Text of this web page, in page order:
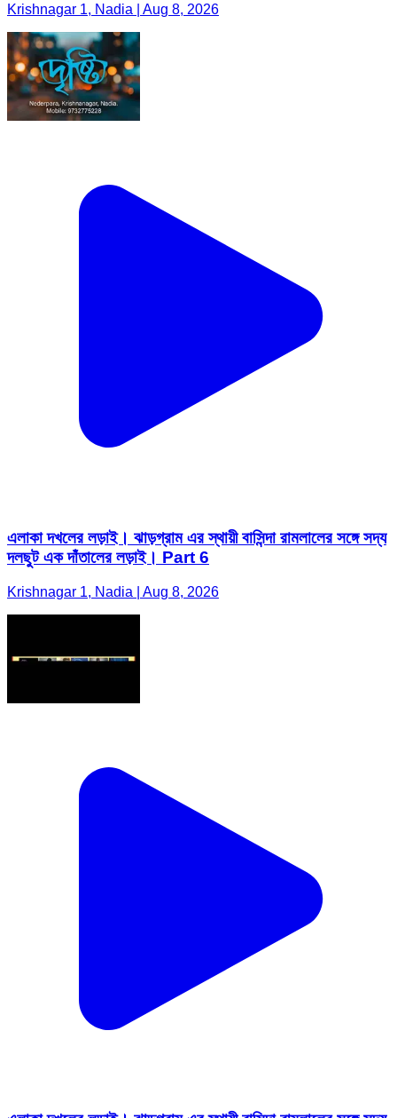
Krishnagar 1, Nadia | Aug 8, 2026
এলাকা দখলের লড়াই। ঝাড়গ্রাম এর স্থায়ী বাসিন্দা রামলালের সঙ্গে সদ্য
দলছুট এক দাঁতালের লড়াই। Part 6
Krishnagar 1, Nadia | Aug 8, 2026